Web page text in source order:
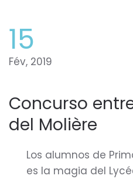
15
Fév, 2019
Concurso
del Molière
Los alumnos de
es la magia del